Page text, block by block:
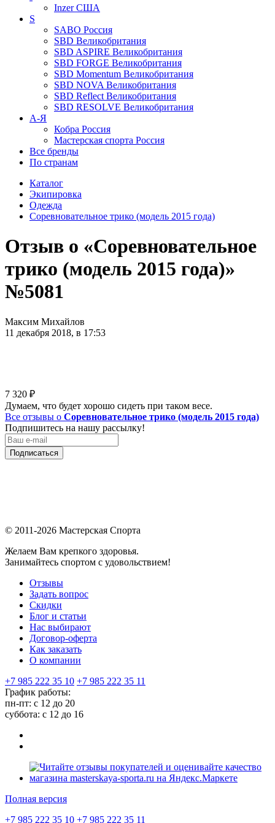
InzerСША
S
SABO Россия
SBD Великобритания
SBD ASPIRE Великобритания
SBD FORGE Великобритания
SBD Momentum Великобритания
SBD NOVA Великобритания
SBD Reflect Великобритания
SBD RESOLVE Великобритания
А-Я
Кобра Россия
Мастерская спорта Россия
Все бренды
По странам
Каталог
Экипировка
Одежда
Соревновательное трико (модель 2015 года)
Отзыв о «Соревновательное
трико (модель 2015 года)»
№5081
Максим Михайлов
11 декабря 2018, в 17:53
7 320 ₽
Думаем, что будет хорошо сидеть при таком весе.
Все отзывы о Соревновательное трико (модель 2015 года)
Подпишитесь на нашу рассылку!
Подписаться
© 2011-2026 Мастерская Спорта
Желаем Вам крепкого здоровья.
Занимайтесь спортом с удовольствием!
Отзывы
Задать вопрос
Скидки
Блог и статьи
Нас выбирают
Договор-оферта
Как заказать
О компании
+7 985 222 35 10 +7 985 222 35 11
График работы:
пн-пт: с 12 до 20
суббота: c 12 до 16
Полная версия
+7 985 222 35 10 +7 985 222 35 11